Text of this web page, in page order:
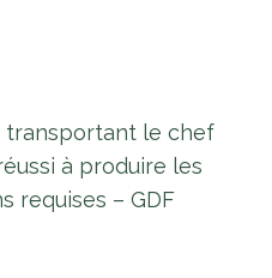
transportant le chef
à produire les
requises – GDF